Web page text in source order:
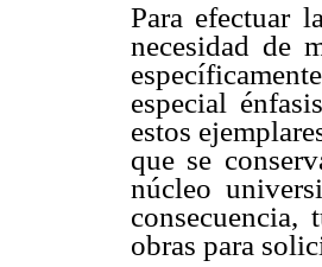
Para efectuar
necesidad de
especial
estos
que se
núcleo
consecuencia,
obras para